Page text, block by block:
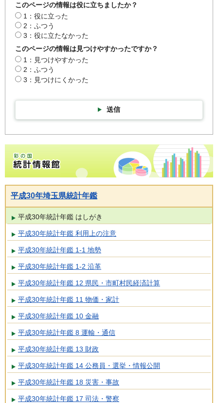
このページの情報は役に立ちましたか？
1：役に立った
2：ふつう
3：役に立たなかった
このページの情報は見つけやすかったですか？
1：見つけやすかった
2：ふつう
3：見つけにくかった
送信
彩の国統計情報館トップページ
平成30年埼玉県統計年鑑
平成30年統計年鑑 はしがき
平成30年統計年鑑 利用上の注意
平成30年統計年鑑 1-1 地勢
平成30年統計年鑑 1-2 沿革
平成30年統計年鑑 12 県民・市町村民経済計算
平成30年統計年鑑 11 物価・家計
平成30年統計年鑑 10 金融
平成30年統計年鑑 8 運輸・通信
平成30年統計年鑑 13 財政
平成30年統計年鑑 14 公務員・選挙・情報公開
平成30年統計年鑑 18 災害・事故
平成30年統計年鑑 17 司法・警察